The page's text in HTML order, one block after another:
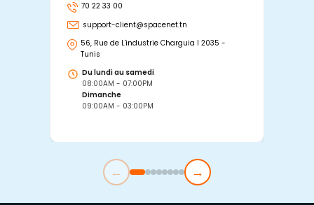
70 22 33 00
support-client@spacenet.tn
56, Rue de L'industrie Charguia I 2035 -
Tunis
Du lundi au samedi
08:00AM - 07:00PM
Dimanche
09:00AM - 03:00PM
← →